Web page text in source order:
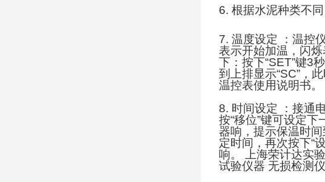
6. 根据水泥种类不
7. 温度设定 ：温控
表示开始加温，闪烁
下：按下“SET”键3
到上排显示“SC” ，
温控表使用说明书。
8. 时间设定 ：接通
按“移位”键可设定下
器响，提示保温时
定时间，再次按下“
响。
上海荣计达实
试验仪器 无损检测